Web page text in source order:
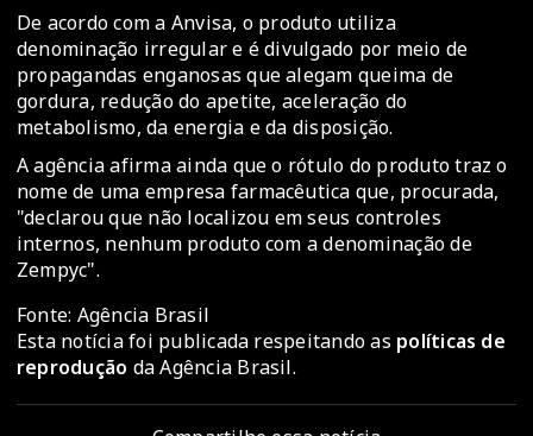
De acordo com a Anvisa, o produto utiliza
denominação irregular e é divulgado por meio de
propagandas enganosas que alegam queima de
gordura, redução do apetite, aceleração do
metabolismo, da energia e da disposição.
A agência afirma ainda que o rótulo do produto traz o
nome de uma empresa farmacêutica que, procurada,
"declarou que não localizou em seus controles
internos, nenhum produto com a denominação de
Zempyc".
Fonte: Agência Brasil
Esta notícia foi publicada respeitando as políticas de
reprodução da Agência Brasil.